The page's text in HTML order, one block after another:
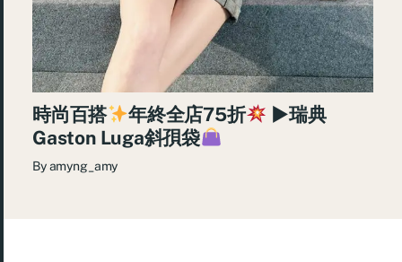
時尚百搭 年終全店75折
►瑞典
Gaston Luga斜孭袋
Byamyng_amy